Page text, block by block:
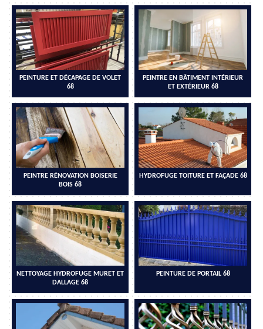
PEINTURE ET DÉCAPAGE DE VOLET
68
PEINTRE EN BÂTIMENT INTÉRIEUR
ET EXTÉRIEUR 68
PEINTRE RÉNOVATION BOISERIE
BOIS 68
HYDROFUGE TOITURE ET FAÇADE 68
NETTOYAGE HYDROFUGE MURET ET
DALLAGE 68
PEINTURE DE PORTAIL 68